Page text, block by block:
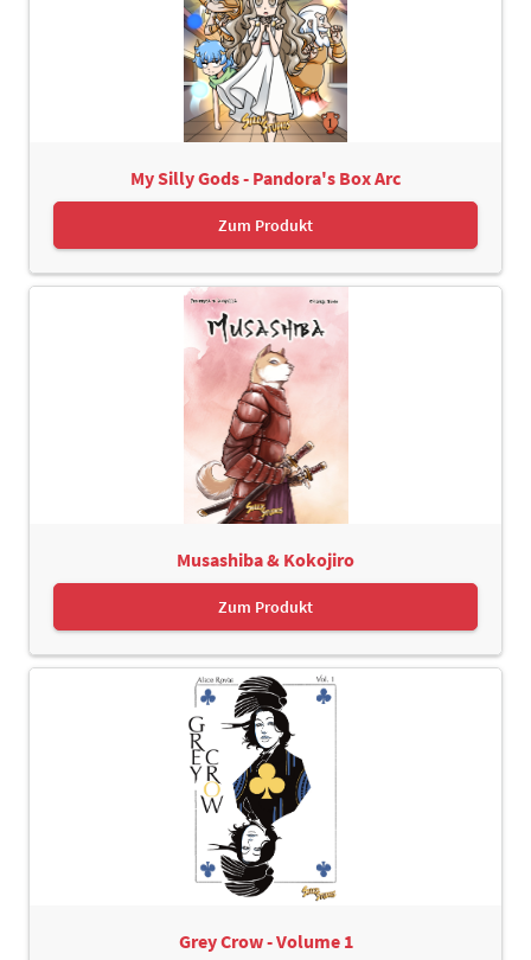
My Silly Gods - Pandora's Box Arc
Zum Produkt
Musashiba & Kokojiro
Zum Produkt
Grey Crow - Volume 1